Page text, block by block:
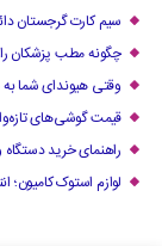
سیم کارت گرجستان
چگونه مطب پزشکان
وقتی هیوندای شما به
قیمت گوشی‌های
راهنمای خرید
لوازم استوک کامیون؛